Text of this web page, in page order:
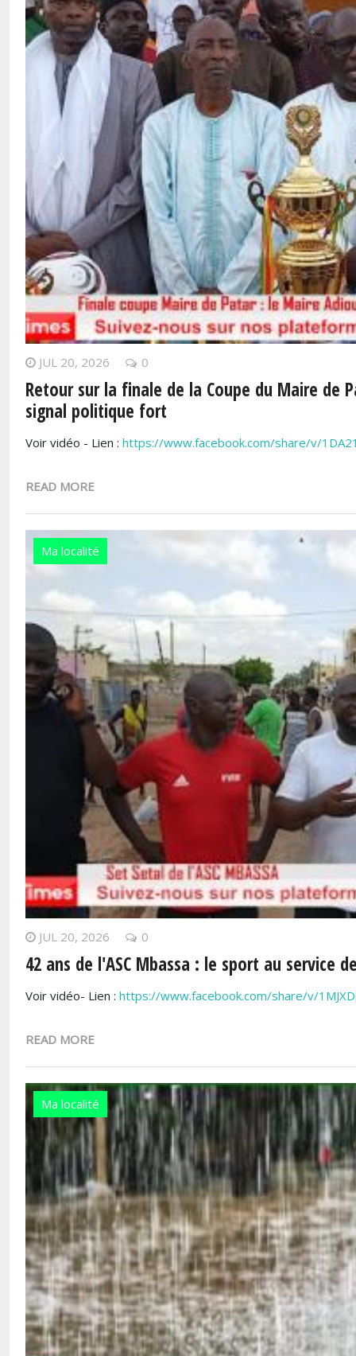
JUL 20, 2026 0
Retour sur la finale de la Coupe du Maire de
signal politique fort
Voir vidéo - Lien : https://www.facebook.com/share/v/
READ MORE
Ma localité
JUL 20, 2026 0
42 ans de l'ASC Mbassa : le sport au service
Voir vidéo- Lien : https://www.facebook.com/share/v/
READ MORE
Ma localité